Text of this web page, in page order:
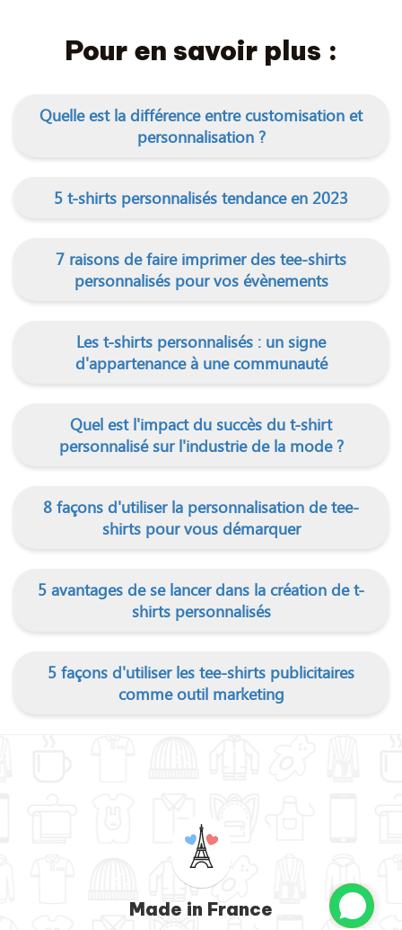
Pour en savoir plus :
Quelle est la différence entre customisation et
personnalisation ?
5 t-shirts personnalisés tendance en 2023
7 raisons de faire imprimer des tee-shirts
personnalisés pour vos évènements
Les t-shirts personnalisés : un signe
d'appartenance à une communauté
Quel est l'impact du succès du t-shirt
personnalisé sur l'industrie de la mode ?
8 façons d'utiliser la personnalisation de tee-
shirts pour vous démarquer
5 avantages de se lancer dans la création de t-
shirts personnalisés
5 façons d'utiliser les tee-shirts publicitaires
comme outil marketing
Made in France